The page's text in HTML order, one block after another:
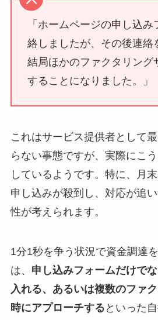
「ホームページの申し込
絡しましたが、その後連絡
結局ほかのファクタリング
することになりました。」
これはサービス提供者として
らない事態ですが、実際にこ
しているようです。特に、月
申し込みが殺到し、対応が追
性が考えられます。
1分1秒を争う状況で資金調達
は、 申し込みフォームだけで
入れる、あるいは複数のファ
時にアプローチする といった